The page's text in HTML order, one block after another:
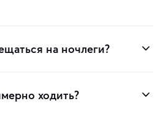
на ночлеги?
ходить?